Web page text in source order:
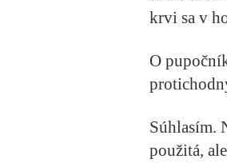
krvi sa v
O
Súhlasím.
použitá,